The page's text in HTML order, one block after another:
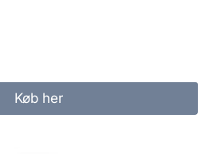
Køb her